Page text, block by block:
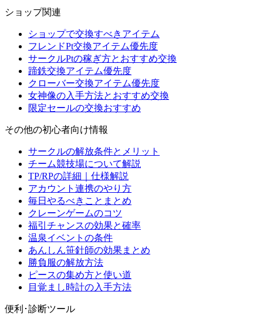
ショップ関連
ショップで交換すべきアイテム
フレンドPt交換アイテム優先度
サークルPtの稼ぎ方とおすすめ交換
蹄鉄交換アイテム優先度
クローバー交換アイテム優先度
女神像の入手方法とおすすめ交換
限定セールの交換おすすめ
その他の初心者向け情報
サークルの解放条件とメリット
チーム競技場について解説
TP/RPの詳細｜仕様解説
アカウント連携のやり方
毎日やるべきことまとめ
クレーンゲームのコツ
福引チャンスの効果と確率
温泉イベントの条件
あんしん笹針師の効果まとめ
勝負服の解放方法
ピースの集め方と使い道
目覚まし時計の入手方法
便利･診断ツール